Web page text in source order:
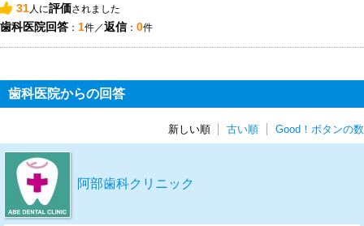
31 人に評価されました
歯科医院回答 ： 1件／返信： 0件
歯科医院からの回答
新しい順 古い順 Good！ボタンの数
阿部歯科クリニック